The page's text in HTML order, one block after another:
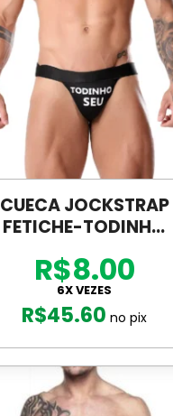
CUECA JOCKSTRAP
FETICHE-TODINHO
R$45.60 no pix
R$8.00
6X VEZES